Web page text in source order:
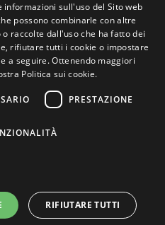
S/N. Apdo 100 .
Spagna
462 121
S.A. 2026
ITALIAN
PORTUGUESE
informazioni sull'uso del Sito web
possono combinarle con altre
raccolte dall'uso che ha fatto dei
rifiutare tutti i cookie o impostare
a seguire. Ottenendo maggiori
Politica sui cookie.
PRESTAZIONE
RIFIUTARE TUTTI